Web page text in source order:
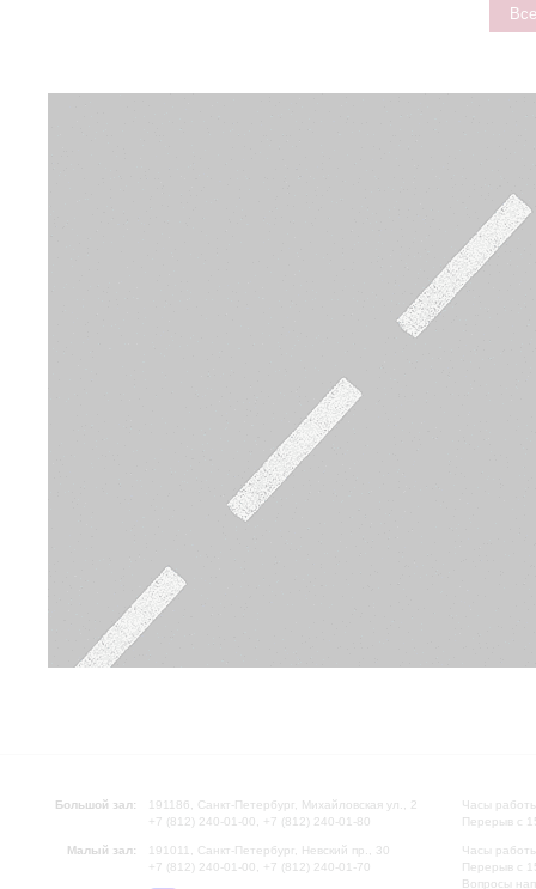
Большой зал:
191186, Санкт-Петербург, Михайловская ул., 2
+7 (812) 240-01-00, +7 (812) 240-01-80
Малый зал:
191011, Санкт-Петербург, Невский пр., 30
+7 (812) 240-01-00, +7 (812) 240-01-70
Часы
Перерыв с
Часы
Перерыв с
Вопросы